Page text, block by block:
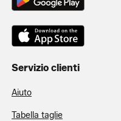
Servizio clienti
Aiuto
Tabella taglie